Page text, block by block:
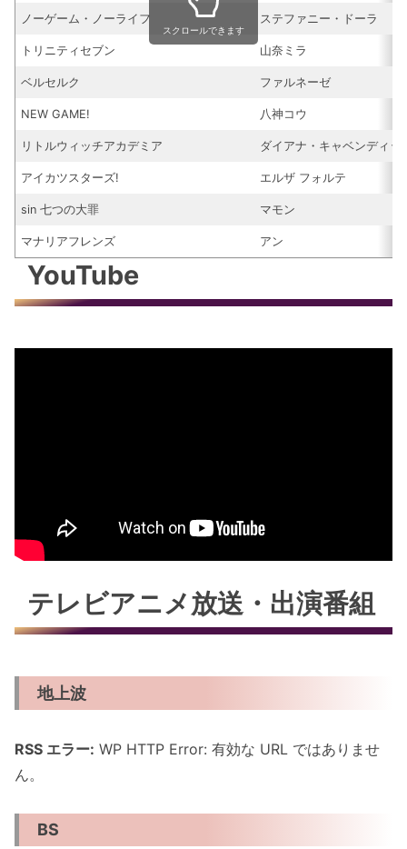
ノーゲーム・ノーライフ ステファニー・ドーラ
トリニティセブン 山奈ミラ
ベルセルク ファルネーゼ
NEW GAME! 八神コウ
リトルウィッチアカデミア ダイアナ・キャベンディッ
アイカツスターズ! エルザ フォルテ
sin 七つの大罪 マモン
マナリアフレンズ アン
スクロールできます
YouTube
テレビアニメ放送・出演番組
地上波
RSS エラー: WP HTTP Error: 有効な URL ではありませ
ん。
BS